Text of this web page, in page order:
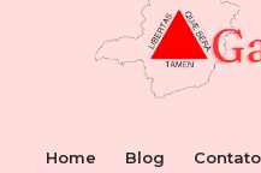
Home Blog Contato